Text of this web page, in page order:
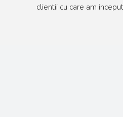
clientii cu care am